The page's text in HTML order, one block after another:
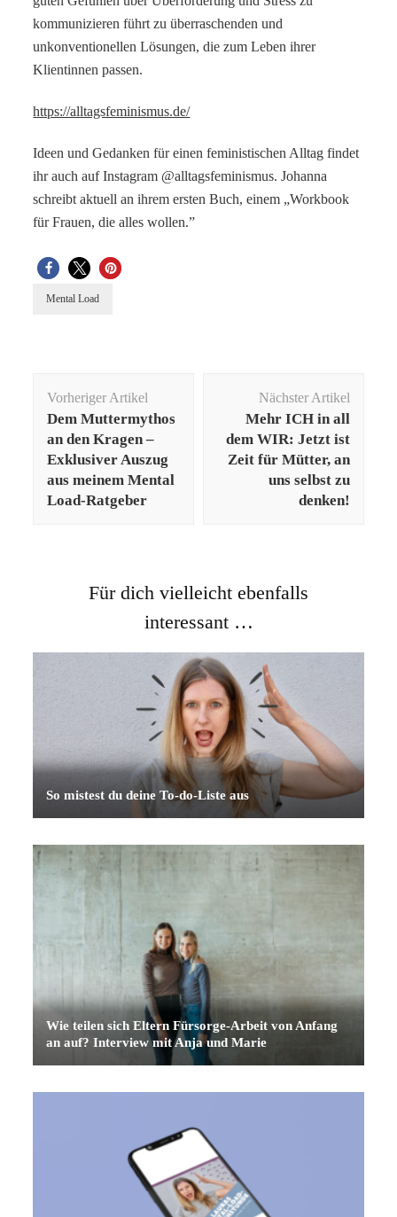
kommunizieren führt zu überraschenden und
unkonventionellen Lösungen, die zum Leben ihrer
Klientinnen passen.
https://alltagsfeminismus.de/
Ideen und Gedanken für einen feministischen Alltag findet
ihr auch auf Instagram @alltagsfeminismus. Johanna
schreibt aktuell an ihrem ersten Buch, einem „Workbook
für Frauen, die alles wollen.”
Mental Load
Vorheriger Artikel
Dem Muttermythos
an den Kragen –
Exklusiver Auszug
aus meinem Mental
Load-Ratgeber
Nächster Artikel
Mehr ICH in all
dem WIR: Jetzt ist
Zeit für Mütter, an
uns selbst zu
denken!
Für dich vielleicht ebenfalls
interessant …
So mistest du deine To-do-Liste aus
Wie teilen sich Eltern Fürsorge-Arbeit von Anfang
an auf? Interview mit Anja und Marie